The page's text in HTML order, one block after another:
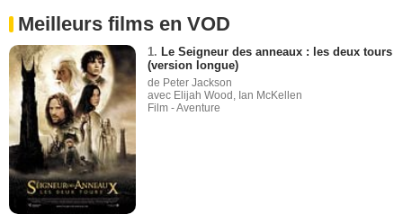
Meilleurs films en VOD
1. Le Seigneur des anneaux : les deux tours
(version longue)
de Peter Jackson
avec Elijah Wood, Ian McKellen
Film - Aventure